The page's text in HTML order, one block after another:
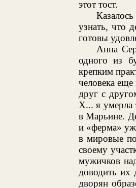
этот тост.
узнать, что
готовы
Анна
одного из
крепким
человека
друг с
Х... я умерла
в Марьине.
и «ферма»
в мировые
своему
мужичков
доводить их
дворян